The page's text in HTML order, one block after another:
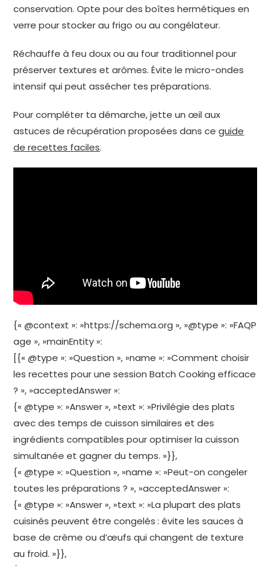
conservation. Opte pour des boîtes hermétiques en
verre pour stocker au frigo ou au congélateur.
Réchauffe à feu doux ou au four traditionnel pour
préserver textures et arômes. Évite le micro-ondes
intensif qui peut assécher tes préparations.
Pour compléter ta démarche, jette un œil aux
astuces de récupération proposées dans ceguide
de recettes faciles.
{« @context »: »https://schema.org », »@type »: »FAQP
age », »mainEntity »:
[{« @type »: »Question », »name »: »Comment choisir
les recettes pour une session Batch Cooking efficace
? », »acceptedAnswer »:
{« @type »: »Answer », »text »: »Privilégie des plats
avec des temps de cuisson similaires et des
ingrédients compatibles pour optimiser la cuisson
simultanée et gagner du temps. »}},
{« @type »: »Question », »name »: »Peut-on congeler
toutes les préparations ? », »acceptedAnswer »:
{« @type »: »Answer », »text »: »La plupart des plats
cuisinés peuvent être congelés : évite les sauces à
base de crème ou d’œufs qui changent de texture
au froid. »}},